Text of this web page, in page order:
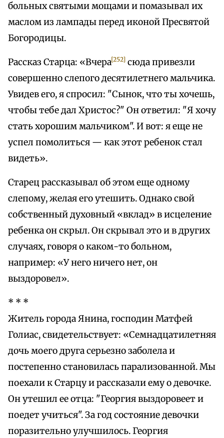
больных святыми мощами и помазывал их
маслом из лампады перед иконой Пресвятой
Богородицы.
Рассказ Старца: «Вчера[252] сюда привезли
совершенно слепого десятилетнего мальчика.
Увидев его, я спросил: "Сынок, что ты хочешь,
чтобы тебе дал Христос?" Он ответил: "Я хочу
стать хорошим мальчиком". И вот: я еще не
успел помолиться — как этот ребенок стал
видеть».
Старец рассказывал об этом еще одному
слепому, желая его утешить. Однако свой
собственный духовный «вклад» в исцеление
ребенка он скрыл. Он скрывал это и в других
случаях, говоря о каком-то больном,
например: «У него ничего нет, он
выздоровел».
* * *
Житель города Янина, господин Матфей
Голиас, свидетельствует: «Семнадцатилетняя
дочь моего друга серьезно заболела и
постепенно становилась парализованной. Мы
поехали к Старцу и рассказали ему о девочке.
Он утешил ее отца: "Георгия выздоровеет и
поедет учиться". За год состояние девочки
поразительно улучшилось. Георгия